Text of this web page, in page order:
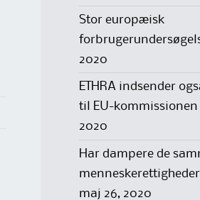
Stor europæisk
2020
ETHRA indsender
til EU-kommissionen
2020
Har dampere de
maj 26, 2020